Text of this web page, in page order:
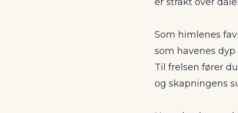
Som himlenes
som havenes
Til frelsen fører
og skapningens